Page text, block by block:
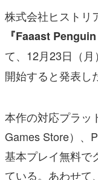
その他
電ファミニコゲーマ
運営：株式会社マレ
株式会社ヒストリ
『Faaast
て、12月23日（月
開始すると発表し
本作の対応プラッ
Games Store）、
基本プレイ無料で
ている。あわせて